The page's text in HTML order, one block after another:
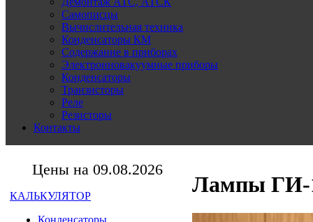
Самописцы
Вычислительная техника
Конденсаторы КМ
Содержание в приборах
Электронновакуумные приборы
Конденсаторы
Транзисторы
Реле
Резисторы
Контакты
Цены на 09.08.2026
КАЛЬКУЛЯТОР
Конденсаторы
Лампы ГИ-